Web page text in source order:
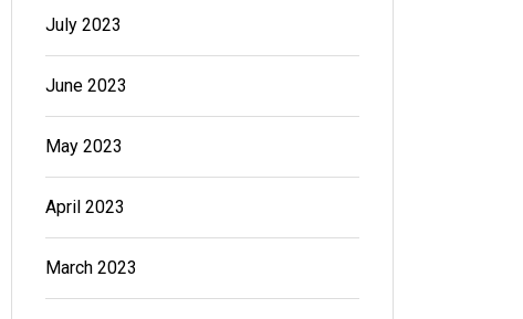
July 2023
June 2023
May 2023
April 2023
March 2023